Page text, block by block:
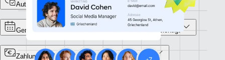
Automatischer Abgleich von Personaldaten
Genehmigte Abwesenheiten in der Payroll berücksichtigt
Zahlungen, die korrekt und fristgerecht erfolgen